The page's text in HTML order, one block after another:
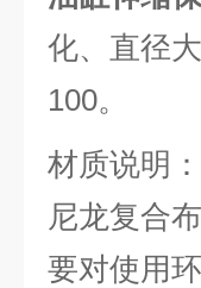
化、直径
100。
材质说明
尼龙复合
要对使用